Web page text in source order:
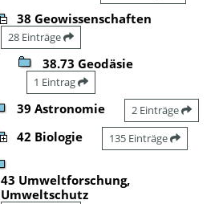
38 Geowissenschaften
28 Einträge
38.73 Geodäsie
1 Eintrag
39 Astronomie 2 Einträge
42 Biologie 135 Einträge
43 Umweltforschung,
Umweltschutz